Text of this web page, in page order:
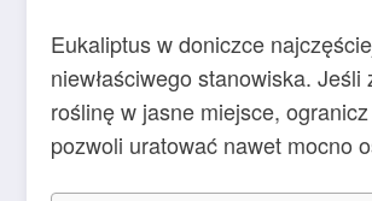
Eukaliptus w doniczce
niewłaściwego stanowiska.
roślinę w jasne miejsce,
pozwoli uratować nawet mocno